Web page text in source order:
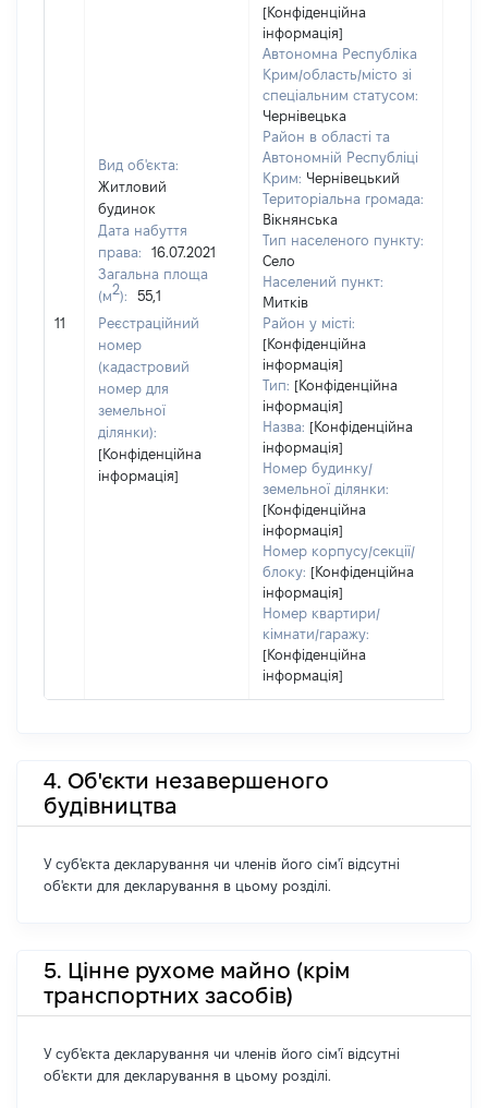
11
Вид об'єкта:
Житловий
будинок
Дата набуття
права:
16.07.2021
Загальна площа
(м2):
55,1
Реєстраційний
номер
(кадастровий
номер для
земельної
ділянки):
[Конфіденційна
інформація]
[Конфіденційна
інформація]
Автономна Республіка
Крим/область/місто зі
спеціальним статусом:
Чернівецька
Район в області та
Автономній Республіці
Крим: Чернівецький
Територіальна громада:
Вікнянська
Тип населеного пункту:
Село
Населений пункт:
Митків
Район у місті:
[Конфіденційна
інформація]
Тип: [Конфіденційна
інформація]
Назва: [Конфіденційна
інформація]
Номер будинку/
земельної ділянки:
[Конфіденційна
інформація]
Номер корпусу/секції/
блоку: [Конфіденційна
інформація]
Номер квартири/
кімнати/гаражу:
[Конфіденційна
інформація]
4. Об'єкти незавершеного
будівництва
У суб'єкта декларування чи членів його сім'ї відсутні
об'єкти для декларування в цьому розділі.
5. Цінне рухоме майно (крім
транспортних засобів)
У суб'єкта декларування чи членів його сім'ї відсутні
об'єкти для декларування в цьому розділі.